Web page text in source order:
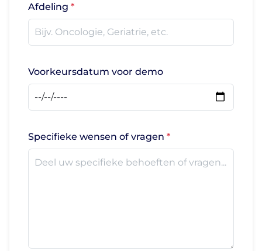
Afdeling
Voorkeursdatum voor demo
Specifieke wensen of vragen